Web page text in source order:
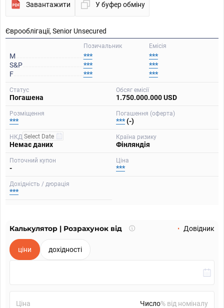
Завантажити У буфер обміну
Єврооблігації, Senior Unsecured
Емісія
Позичальник
M ***
***
S&P
***
***
F
***
***
Статус
Погашена
Обсяг емісії
1.750.000.000 USD
Розміщення
***
Погашення (оферта)
***(-)
НКД
Немає даних
Країна ризику
Фінляндія
Поточний купон
-
Ціна
***
Дохідність / дюрація
***
Калькулятор | Розрахунок від
Що
Довідник
ціни дохідності
Ціна % від номіналу